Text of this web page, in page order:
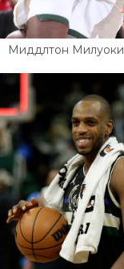
Миддлтон Милуоки